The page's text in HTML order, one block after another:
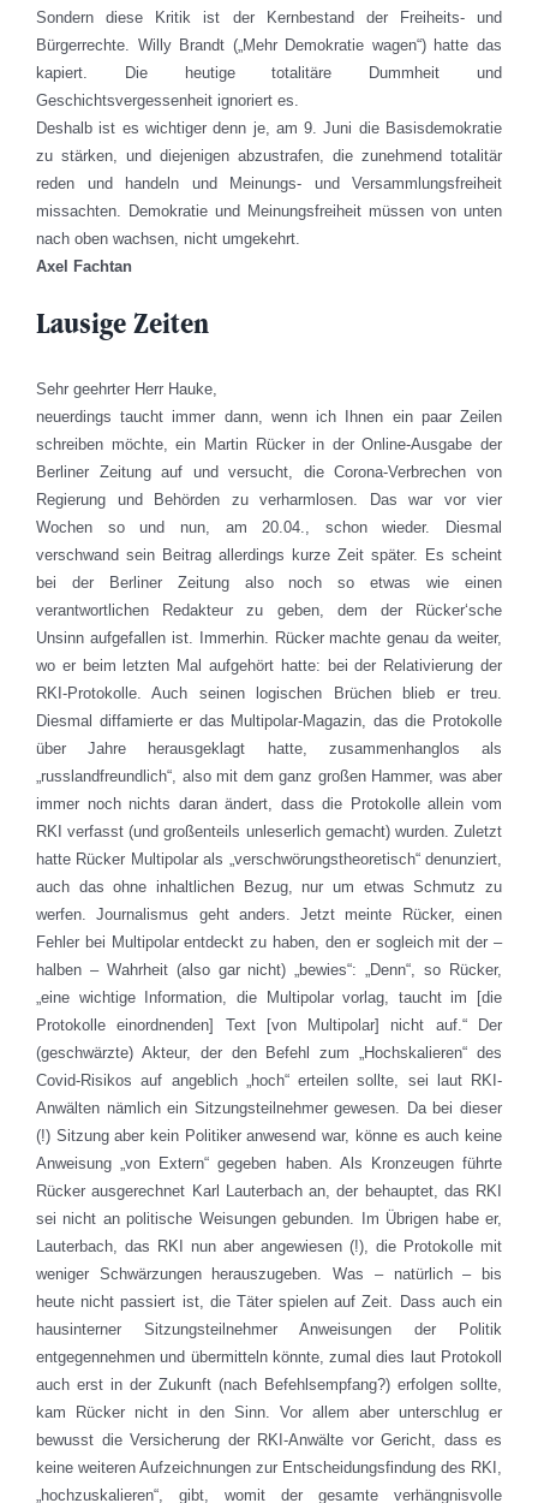
Sondern diese Kritik ist der Kernbestand der Freiheits- und
Bürgerrechte. Willy Brandt („Mehr Demokratie wagen“) hatte das
kapiert. Die heutige totalitäre Dummheit und
Geschichtsvergessenheit ignoriert es.
Deshalb ist es wichtiger denn je, am 9. Juni die Basisdemokratie
zu stärken, und diejenigen abzustrafen, die zunehmend totalitär
reden und handeln und Meinungs- und Versammlungsfreiheit
missachten. Demokratie und Meinungsfreiheit müssen von unten
nach oben wachsen, nicht umgekehrt.
Axel Fachtan
Lausige Zeiten
Sehr geehrter Herr Hauke,
neuerdings taucht immer dann, wenn ich Ihnen ein paar Zeilen
schreiben möchte, ein Martin Rücker in der Online-Ausgabe der
Berliner Zeitung auf und versucht, die Corona-Verbrechen von
Regierung und Behörden zu verharmlosen. Das war vor vier
Wochen so und nun, am 20.04., schon wieder. Diesmal
verschwand sein Beitrag allerdings kurze Zeit später. Es scheint
bei der Berliner Zeitung also noch so etwas wie einen
verantwortlichen Redakteur zu geben, dem der Rücker‘sche
Unsinn aufgefallen ist. Immerhin. Rücker machte genau da weiter,
wo er beim letzten Mal aufgehört hatte: bei der Relativierung der
RKI-Protokolle. Auch seinen logischen Brüchen blieb er treu.
Diesmal diffamierte er das Multipolar-Magazin, das die Protokolle
über Jahre herausgeklagt hatte, zusammenhanglos als
„russlandfreundlich“, also mit dem ganz großen Hammer, was aber
immer noch nichts daran ändert, dass die Protokolle allein vom
RKI verfasst (und großenteils unleserlich gemacht) wurden. Zuletzt
hatte Rücker Multipolar als „verschwörungstheoretisch“ denunziert,
auch das ohne inhaltlichen Bezug, nur um etwas Schmutz zu
werfen. Journalismus geht anders. Jetzt meinte Rücker, einen
Fehler bei Multipolar entdeckt zu haben, den er sogleich mit der –
halben – Wahrheit (also gar nicht) „bewies“: „Denn“, so Rücker,
„eine wichtige Information, die Multipolar vorlag, taucht im [die
Protokolle einordnenden] Text [von Multipolar] nicht auf.“ Der
(geschwärzte) Akteur, der den Befehl zum „Hochskalieren“ des
Covid-Risikos auf angeblich „hoch“ erteilen sollte, sei laut RKI-
Anwälten nämlich ein Sitzungsteilnehmer gewesen. Da bei dieser
(!) Sitzung aber kein Politiker anwesend war, könne es auch keine
Anweisung „von Extern“ gegeben haben. Als Kronzeugen führte
Rücker ausgerechnet Karl Lauterbach an, der behauptet, das RKI
sei nicht an politische Weisungen gebunden. Im Übrigen habe er,
Lauterbach, das RKI nun aber angewiesen (!), die Protokolle mit
weniger Schwärzungen herauszugeben. Was – natürlich – bis
heute nicht passiert ist, die Täter spielen auf Zeit. Dass auch ein
hausinterner Sitzungsteilnehmer Anweisungen der Politik
entgegennehmen und übermitteln könnte, zumal dies laut Protokoll
auch erst in der Zukunft (nach Befehlsempfang?) erfolgen sollte,
kam Rücker nicht in den Sinn. Vor allem aber unterschlug er
bewusst die Versicherung der RKI-Anwälte vor Gericht, dass es
keine weiteren Aufzeichnungen zur Entscheidungsfindung des RKI,
„hochzuskalieren“, gibt, womit der gesamte verhängnisvolle